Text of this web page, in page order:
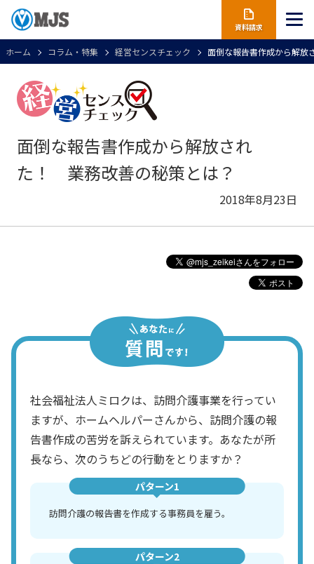
資料請求
ホーム コラム・特集 経営センスチェック 面倒な報告書作成から解
面倒な報告書作成から解放され
た！ 業務改善の秘策とは？
2018年8月23日
社会福祉法人ミロクは、訪問介護事業を行ってい
ますが、ホームヘルパーさんから、訪問介護の報
告書作成の苦労を訴えられています。あなたが所
長なら、次のうちどの行動をとりますか？
パターン1
訪問介護の報告書を作成する事務員を雇う。
パターン2